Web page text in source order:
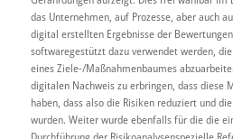
das Unternehmen, auf Prozesse, aber auch
digital erstellten Ergebnisse der
softwaregestützt dazu verwendet werden,
eines Ziele-/Maßnahmenbaumes
digitalen Nachweis zu erbringen, dass diese
haben, dass also die Risiken reduziert und
wurden. Weiter wurde ebenfalls für die die